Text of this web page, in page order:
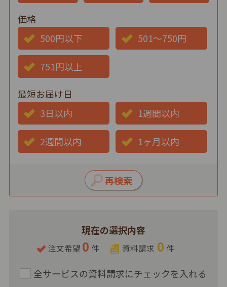
現在の選択内容
注文希望 0 件 資料請求 0 件
価格
500円以下
501～750円
751円以上
最短お届け日
3日以内
1週間以内
2週間以内 1ヶ月以内